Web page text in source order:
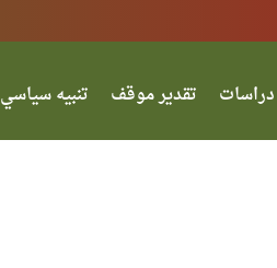
دراسات تقدير موقف تنبيه سياسي